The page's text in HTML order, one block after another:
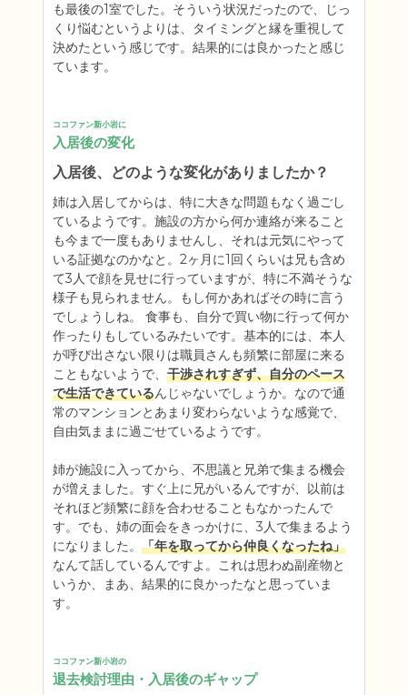
も最後の1室でした。そういう状況だったので、じっ
くり悩むというよりは、タイミングと縁を重視して
決めたという感じです。結果的には良かったと感じ
ています。
ココファン新小岩に
入居後の変化
入居後、どのような変化がありましたか？
姉は入居してからは、特に大きな問題もなく過ごし
ているようです。施設の方から何か連絡が来ること
も今まで一度もありませんし、それは元気にやって
いる証拠なのかなと。2ヶ月に1回くらいは兄も含め
て3人で顔を見せに行っていますが、特に不満そうな
様子も見られません。もし何かあればその時に言う
でしょうしね。 食事も、自分で買い物に行って何か
作ったりもしているみたいです。基本的には、本人
が呼び出さない限りは職員さんも頻繁に部屋に来る
こともないようで、 干渉されすぎず、自分のペース
で生活できているんじゃないでしょうか。なので通
常のマンションとあまり変わらないような感覚で、
自由気ままに過ごせているようです。
姉が施設に入ってから、不思議と兄弟で集まる機会
が増えました。すぐ上に兄がいるんですが、以前は
それほど頻繁に顔を合わせることもなかったんで
す。でも、姉の面会をきっかけに、3人で集まるよう
になりました。 「年を取ってから仲良くなったね」
なんて話しているんですよ。これは思わぬ副産物と
いうか、まあ、結果的に良かったなと思っていま
す。
ココファン新小岩の
退去検討理由・入居後のギャップ